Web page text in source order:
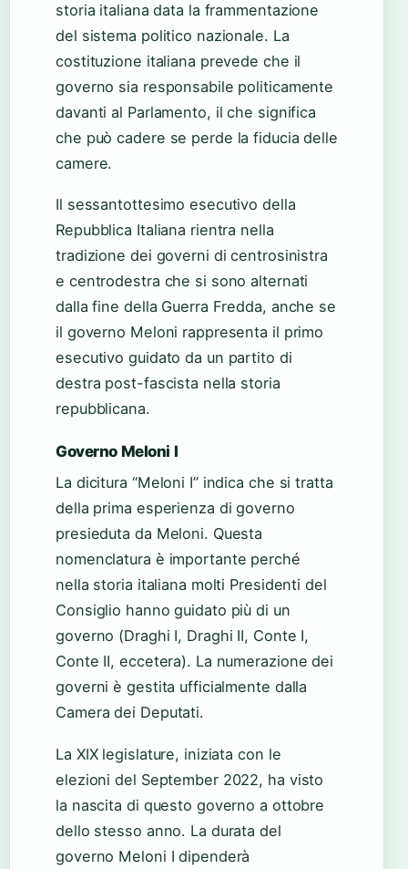
storia italiana data la frammentazione
del sistema politico nazionale. La
costituzione italiana prevede che il
governo sia responsabile politicamente
davanti al Parlamento, il che significa
che può cadere se perde la fiducia delle
camere.
Il sessantottesimo esecutivo della
Repubblica Italiana rientra nella
tradizione dei governi di centrosinistra
e centrodestra che si sono alternati
dalla fine della Guerra Fredda, anche se
il governo Meloni rappresenta il primo
esecutivo guidato da un partito di
destra post-fascista nella storia
repubblicana.
Governo Meloni I
La dicitura “Meloni I” indica che si tratta
della prima esperienza di governo
presieduta da Meloni. Questa
nomenclatura è importante perché
nella storia italiana molti Presidenti del
Consiglio hanno guidato più di un
governo (Draghi I, Draghi II, Conte I,
Conte II, eccetera). La numerazione dei
governi è gestita ufficialmente dalla
Camera dei Deputati.
La XIX legislature, iniziata con le
elezioni del September 2022, ha visto
la nascita di questo governo a ottobre
dello stesso anno. La durata del
governo Meloni I dipenderà